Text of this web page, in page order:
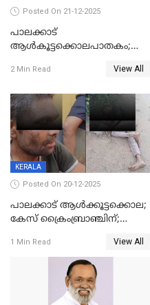
Posted On 21-12-2025
പാലക്കാട്‌
ആൾകൂട്ടക്കൊലപാതകം;
ഊർജ്ജിതമാക്കിമാക്കി
2 Min Read View All
KERALA
Posted On 20-12-2025
പാലക്കാട് ആൾക്കൂട്ടക്കൊല;
കേസ് ക്രൈംബ്രാഞ്ചിന്;
അന്വേഷിക്കും
1 Min Read View All